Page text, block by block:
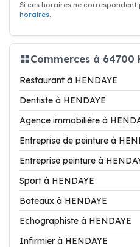
Si ces horaires ne correspondent
horaires.
Commerces à 64700
Restaurant à HENDAYE
Dentiste à HENDAYE
Agence immobilière à
Entreprise de peinture à
Entreprise peinture à
Sport à HENDAYE
Bateaux à HENDAYE
Echographiste à HENDAYE
Infirmier à HENDAYE